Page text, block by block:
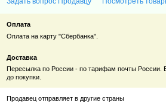
Оплата
Оплата на карту "Сбербанка".
Доставка
Пересылка по России - по тарифам почты России.
до покупки.
Продавец отправляет в другие страны